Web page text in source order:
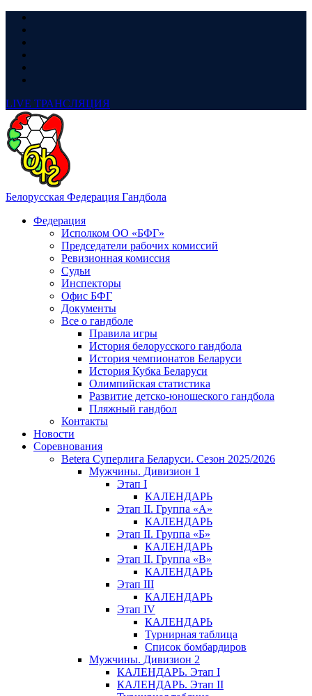
LIVE ТРАНСЛЯЦИЯ
Белорусская Федерация Гандбола
Федерация
Исполком ОО «БФГ»
Председатели рабочих комиссий
Ревизионная комиссия
Судьи
Инспекторы
Офис БФГ
Документы
Все о гандболе
Правила игры
История белорусского гандбола
История чемпионатов Беларуси
История Кубка Беларуси
Олимпийская статистика
Развитие детско-юношеского гандбола
Пляжный гандбол
Контакты
Новости
Соревнования
Betera Суперлига Беларуси. Сезон 2025/2026
Мужчины. Дивизион 1
Этап I
КАЛЕНДАРЬ
Этап II. Группа «А»
КАЛЕНДАРЬ
Этап II. Группа «Б»
КАЛЕНДАРЬ
Этап II. Группа «В»
КАЛЕНДАРЬ
Этап III
КАЛЕНДАРЬ
Этап IV
КАЛЕНДАРЬ
Турнирная таблица
Список бомбардиров
Мужчины. Дивизион 2
КАЛЕНДАРЬ. Этап I
КАЛЕНДАРЬ. Этап II